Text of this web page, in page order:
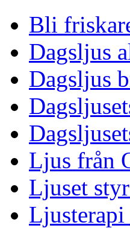
Bli
Dagsljus
Dagsljus
Ljus från
Ljuset